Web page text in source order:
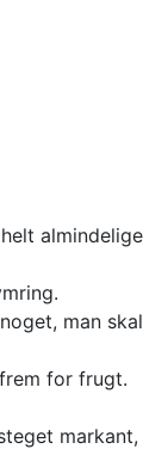
alle
almindelige
man skal
for frugt.
markant,